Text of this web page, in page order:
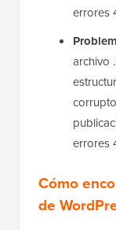
errores
archivo
errores
Cómo
de